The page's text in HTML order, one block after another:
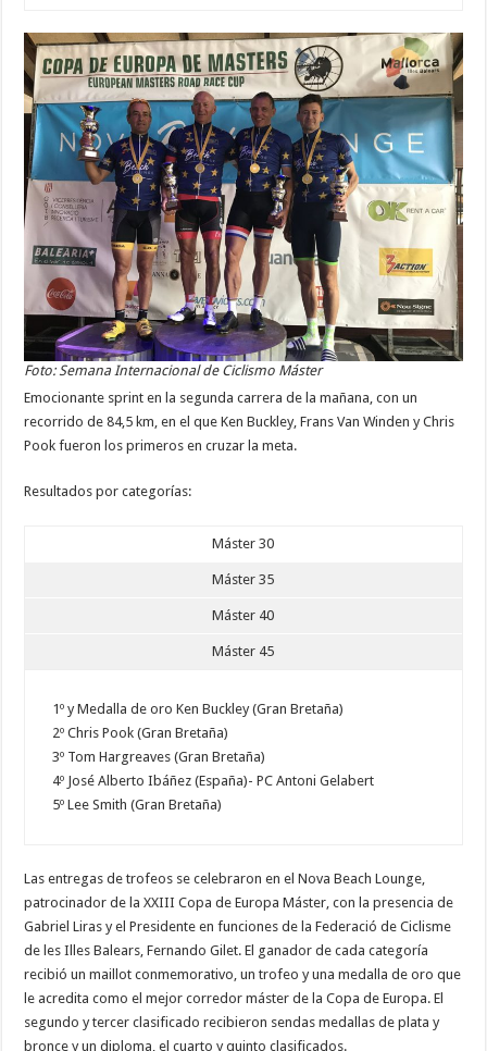
Foto: Semana Internacional de Ciclismo Máster
Emocionante sprint en la segunda carrera de la mañana, con un
recorrido de 84,5 km, en el que Ken Buckley, Frans Van Winden y Chris
Pook fueron los primeros en cruzar la meta.
Resultados por categorías:
Máster 30
Máster 35
Máster 40
Máster 45
1º y Medalla de oro Ken Buckley (Gran Bretaña)
2º Chris Pook (Gran Bretaña)
3º Tom Hargreaves (Gran Bretaña)
4º José Alberto Ibáñez (España)- PC Antoni Gelabert
5º Lee Smith (Gran Bretaña)
Las entregas de trofeos se celebraron en el Nova Beach Lounge,
patrocinador de la XXIII Copa de Europa Máster, con la presencia de
Gabriel Liras y el Presidente en funciones de la Federació de Ciclisme
de les Illes Balears, Fernando Gilet. El ganador de cada categoría
recibió un maillot conmemorativo, un trofeo y una medalla de oro que
le acredita como el mejor corredor máster de la Copa de Europa. El
segundo y tercer clasificado recibieron sendas medallas de plata y
bronce y un diploma, el cuarto y quinto clasificados.